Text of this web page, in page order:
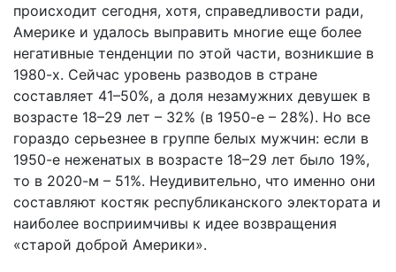
происходит сегодня, хотя, справедливости ради,
Америке и удалось выправить многие еще более
негативные тенденции по этой части, возникшие в
1980-х. Сейчас уровень разводов в стране
составляет 41–50%, а доля незамужних девушек в
возрасте 18–29 лет – 32% (в 1950-е – 28%). Но все
гораздо серьезнее в группе белых мужчин: если в
1950-е неженатых в возрасте 18–29 лет было 19%,
то в 2020-м – 51%. Неудивительно, что именно они
составляют костяк республиканского электората и
наиболее восприимчивы к идее возвращения
«старой доброй Америки».